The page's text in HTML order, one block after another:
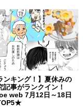
ンキング！】夏休みの
記事がランクイン！
web 7月12日～18日